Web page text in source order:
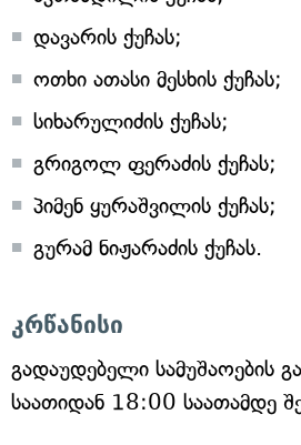
დავარის ქუჩას;
ოთხი ათასი მესხის ქუჩას;
სიხარულიძის ქუჩას;
გრიგოლ ფერაძის ქუჩას;
პიმენ ყურაშვილის ქუჩას;
გურამ ნიჟარაძის ქუჩას.
კრწანისი
გადაუდებელი სამუშაოების
საათიდან 18:00 საათამდე